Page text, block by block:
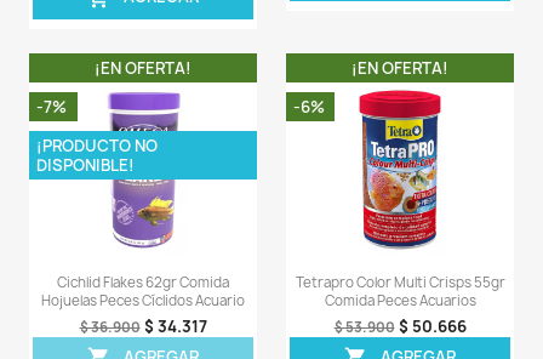
OTROS PRODUCTOS DE LA
CATEGORIA
¡EN OFERTA!
¡PRODUCTO NO
DISPONIBLE!
-7%
¡PRODUCTO NO
DISPONIBLE!